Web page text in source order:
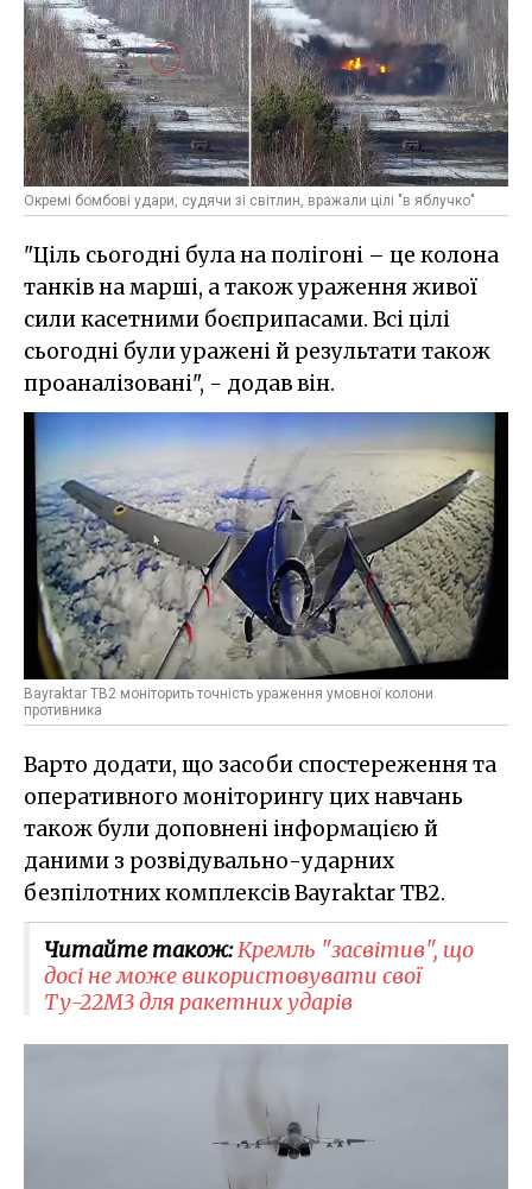
Окремі бомбові удари, судячи зі світлин, вражали цілі "в яблучко"
"Ціль сьогодні була на полігоні – це колона
танків на марші, а також ураження живої
сили касетними боєприпасами. Всі цілі
сьогодні були уражені й результати також
проаналізовані", - додав він.
Bayraktar TB2 моніторить точність ураження умовної колони
противника
Варто додати, що засоби спостереження та
оперативного моніторингу цих навчань
також були доповнені інформацією й
даними з розвідувально-ударних
безпілотних комплексів Bayraktar TB2.
Читайте також:Кремль "засвітив", що
досі не може використовувати свої
Ту-22М3 для ракетних ударів